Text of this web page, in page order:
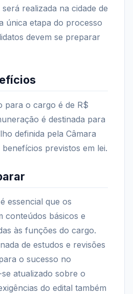
realizada na cidade de
única etapa do processo
devem se preparar
para o cargo é de R$
é destinada para
definida pela Câmara
previstos em lei.
essencial que os
conteúdos básicos e
às funções do cargo.
de estudos e revisões
o sucesso no
atualizado sobre o
do edital também